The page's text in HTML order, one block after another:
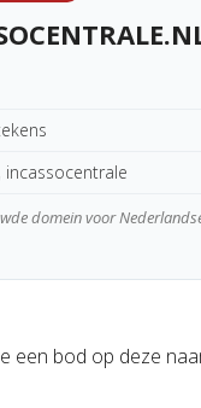
incassocentrale
domein voor
bod op deze